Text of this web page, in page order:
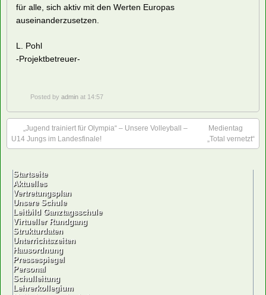
für alle, sich aktiv mit den Werten Europas
auseinanderzusetzen.
L. Pohl
-Projektbetreuer-
Posted by admin at 14:57
„Jugend trainiert für Olympia“ – Unsere Volleyball –
U14 Jungs im Landesfinale!
Medientag
„Total vernetzt“
Startseite
Aktuelles
Vertretungsplan
Unsere Schule
Leitbild Ganztagsschule
Virtueller Rundgang
Strukturdaten
Unterrichtszeiten
Hausordnung
Pressespiegel
Personal
Schulleitung
Lehrerkollegium